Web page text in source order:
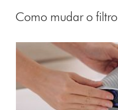
Como mudar o filtro